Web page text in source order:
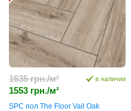
1635 грн./м²
1553 грн./м²
в наличии
SPC пол The Floor Vail Oak